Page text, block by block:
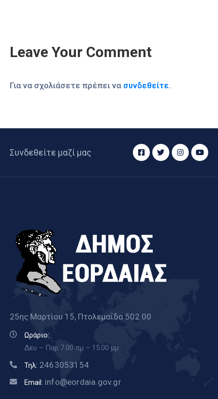
Leave Your Comment
Για να σχολιάσετε πρέπει να συνδεθείτε.
Συνδεθείτε μαζί μας
25ης Μαρτίου 15, Πτολεμαΐδα 502 00
Ωράριο:
Δευ – Παρ 7.00 πμ – 15.00 μμ
Τηλ: 2463053154
Email: info@eordaia.gov.gr